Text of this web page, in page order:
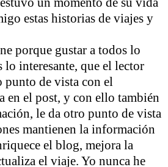
estas historias de viajes y
porque gustar a todos lo
lo interesante, que el lector
punto de vista con el
en el post, y con ello también
le da otro punto de vista
mantienen la información
el blog, mejora la
el viaje. Yo nunca he